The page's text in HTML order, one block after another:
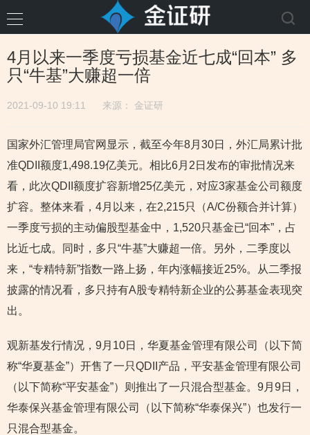
4月以来一季度亏损基金近七成“回本” 多
只“牛基”大赚超一倍
2021-09-10 19:11 来源： 金证研
国家外汇管理局官网显示，截至今年8月30日，外汇局累计批
准QDII额度1,498.19亿美元。相比6月2日发布的审批情况来
看，此次QDII额度扩容新增25亿美元，对应3家基金公司额度
扩容。整体来看，4月以来，在2,215只（A/C份额合并计算）
一季度亏损的主动偏股型基金中，1,520只基金已“回本”，占
比近七成。同时，多只“牛基”大赚超一倍。另外，二季度以
来，“专精特新”指数一路上扬，年内涨幅接近25%。从二季报
披露的情况看，多只持有A股专精特新企业的公募基金表现突
出。
观新基发行情况，9月10日，华夏基金管理有限公司（以下简
称“华夏基金”）开售了一只QDII产品，平安基金管理有限公司
（以下简称“平安基金”）则推出了一只混合型基金。9月9日，
华泰保兴基金管理有限公司（以下简称“华泰保兴”）也发行一
只混合型基金。